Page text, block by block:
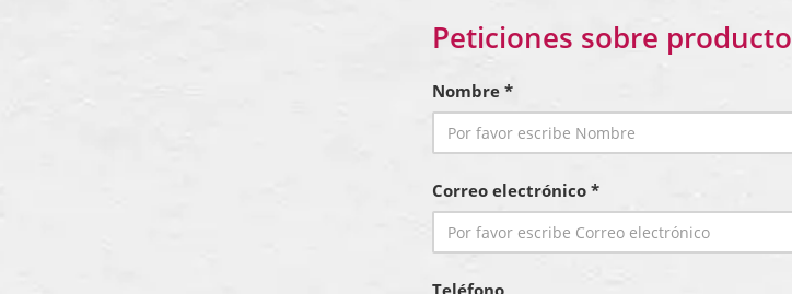
Peticiones sobre producto
Nombre *
Correo electrónico *
Teléfono